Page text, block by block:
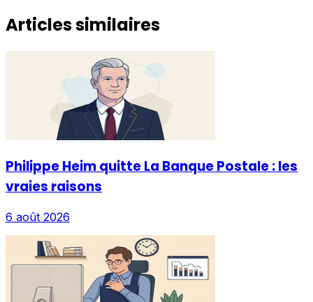
Articles similaires
Philippe Heim quitte La Banque Postale : les
vraies raisons
6 août 2026